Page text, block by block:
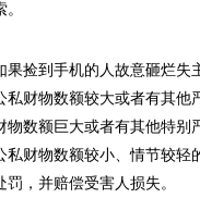
捡到手机的人故意砸烂失
财物数额较大或者有其他
数额巨大或者有其他特别
财物数额较小、情节较轻
，并赔偿受害人损失。